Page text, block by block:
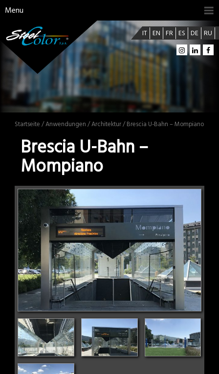
Menu
IT EN FR ES DE RU
Startseite /Anwendungen /Architektur/ Brescia U-Bahn – Mompiano
Brescia U-Bahn –
Mompiano